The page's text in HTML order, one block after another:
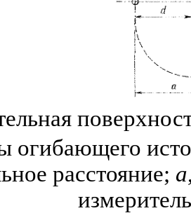
огибающего
расстояние; а